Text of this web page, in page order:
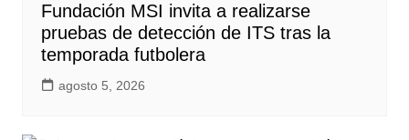
Fundación MSI invita a realizarse
pruebas de detección de ITS tras la
temporada futbolera
agosto 5, 2026